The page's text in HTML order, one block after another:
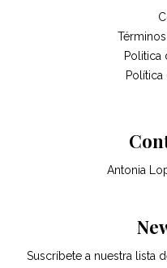
Politica
Antonia
Suscríbete a nuestra lista